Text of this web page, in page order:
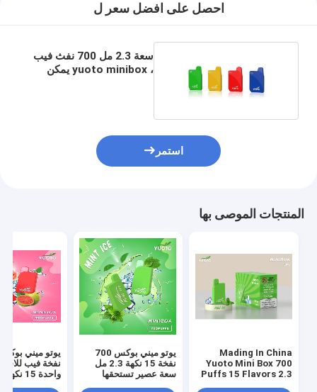
احصل على افضل سعر ل
سعة 2.3 مل 700 نفث فيب
، yuoto minibox يمكن
استمر
المنتجات الموصى بها
Mading In China
Yuoto Mini Box 700
Puffs 15 Flavors 2.3
يوتو ميني بوكس ​​700
نفخة 15 نكهة 2.3 مل
سعة عصير تستحقها
نفخة فيب